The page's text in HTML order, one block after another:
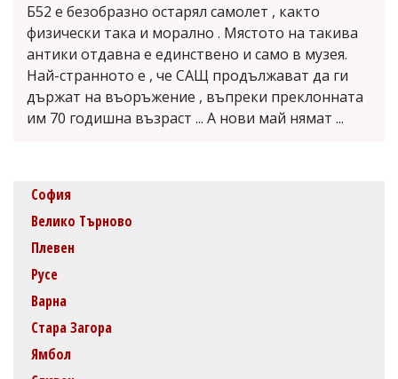
Б52 е безобразно остарял самолет , както
физически така и морално . Мястото на такива
антики отдавна е единствено и само в музея.
Най-странното е , че САЩ продължават да ги
държат на въоръжение , въпреки преклонната
им 70 годишна възраст ... А нови май нямат ...
София
Велико Търново
Плевен
Русе
Варна
Стара Загора
Ямбол